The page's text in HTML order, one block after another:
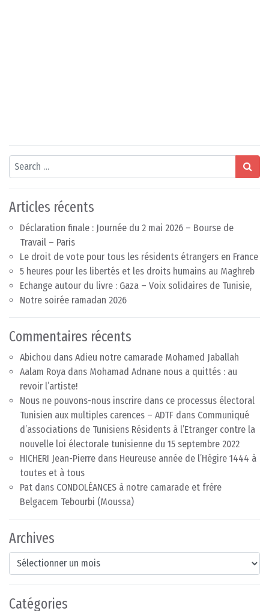
Search
Articles récents
Déclaration finale : Journée du 2 mai 2026 – Bourse de
Travail – Paris
Le droit de vote pour tous les résidents étrangers en France
5 heures pour les libertés et les droits humains au Maghreb
Echange autour du livre : Gaza – Voix solidaires de Tunisie,
Notre soirée ramadan 2026
Commentaires récents
Abichou dans Adieu notre camarade Mohamed Jaballah
Aalam Roya dans Mohamad Adnane nous a quittés : au
revoir l’artiste!
Nous ne pouvons-nous inscrire dans ce processus électoral
Tunisien aux multiples carences – ADTF dans Communiqué
d’associations de Tunisiens Résidents à l’Etranger contre la
nouvelle loi électorale tunisienne du 15 septembre 2022
HICHERI Jean-Pierre dans Heureuse année de l’Hégire 1444 à
toutes et à tous
Pat dans CONDOLÉANCES à notre camarade et frère
Belgacem Tebourbi (Moussa)
Archives
Archives
Catégories